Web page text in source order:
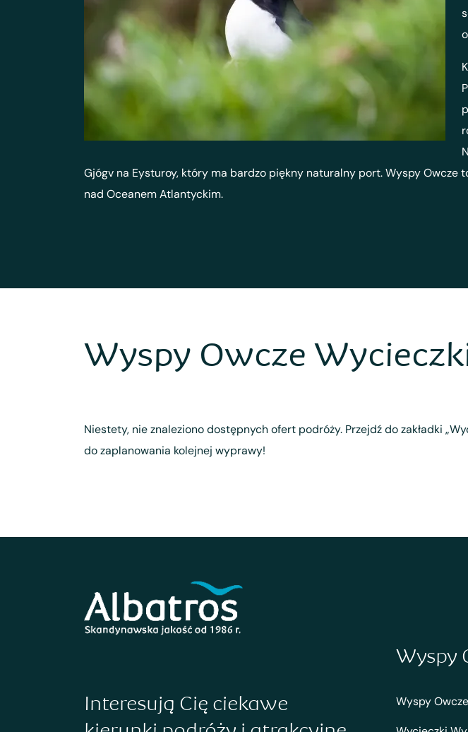
Gjógv na Eysturoy, który ma bardzo piękny naturalny port. Wyspy
nad Oceanem Atlantyckim.
Wyspy Owcze
Niestety, nie znaleziono dostępnych ofert podróży. Przejdź do zakładki
do zaplanowania kolejnej wyprawy!
Interesują Cię ciekawe
Wyspy
Wyspy Owcze